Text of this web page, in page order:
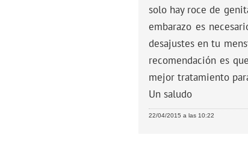
solo hay roce de
embarazo es
desajustes en tu
recomendación es
mejor tratamiento
Un saludo
22/04/2015 a las 10:22